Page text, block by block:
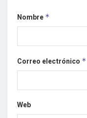
Nombre *
Correo electrónico *
Web